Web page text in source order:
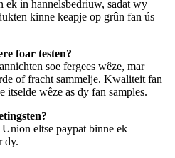
ek in hannelsbedriuw, sadat wy
kinne keapje op grûn fan ús
foar testen?
soe fergees wêze, mar
of fracht sammelje. Kwaliteit fan
itselde wêze as dy fan samples.
eltse paypat binne ek
dy.